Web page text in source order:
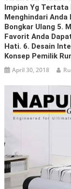
Impian Yg Tertata
Menghindari Anda
Bongkar Ulang 5.
Favorit Anda
Hati. 6. Desain
Konsep Pemilik
April 30, 2018